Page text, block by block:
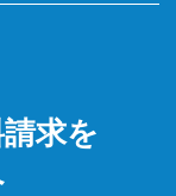
求を